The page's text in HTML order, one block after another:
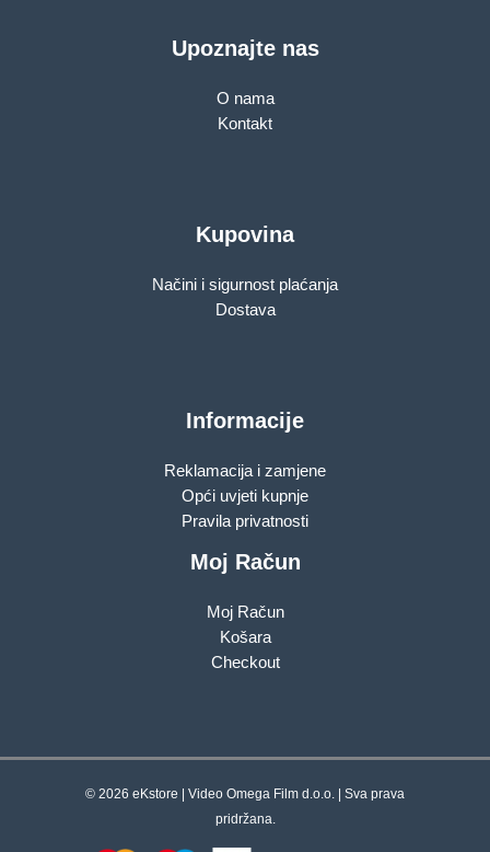
Upoznajte nas
O nama
Kontakt
Kupovina
Načini i sigurnost plaćanja
Dostava
Informacije
Reklamacija i zamjene
Opći uvjeti kupnje
Pravila privatnosti
Moj Račun
Moj Račun
Košara
Checkout
© 2026 eKstore | Video Omega Film d.o.o. | Sva prava
pridržana.